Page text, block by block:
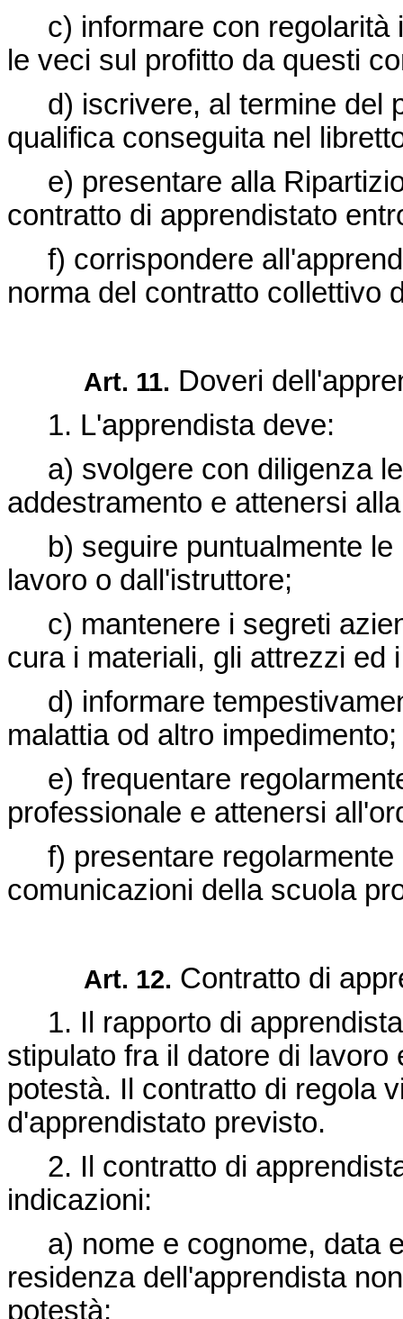
c) informare con regolarità
le veci sul profitto da questi
d) iscrivere, al termine del
qualifica conseguita nel
e) presentare alla
contratto di apprendistato
f) corrispondere
norma del contratto collettivo
Art. 11. Doveri
1. L'apprendista deve:
a) svolgere con diligenza
addestramento e attenersi
b) seguire puntualmente le
lavoro o dall'istruttore;
c) mantenere i segreti
cura i materiali, gli attrezzi ed
d) informare
malattia od altro impedimento;
e) frequentare
professionale e attenersi
f) presentare regolarmente
comunicazioni della scuola
Art. 12. Contratto di
1. Il rapporto di
stipulato fra il datore di
potestà. Il contratto di regola
d'apprendistato previsto.
2. Il contratto di
indicazioni:
a) nome e cognome, data
residenza dell'apprendista
potestà;